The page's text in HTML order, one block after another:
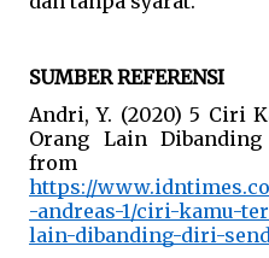
SUMBER REFERENSI
Andri, Y. (2020) 5 Ciri
Orang Lain
https://
-andreas-1/ciri-kamu-
lain-dibanding-diri-